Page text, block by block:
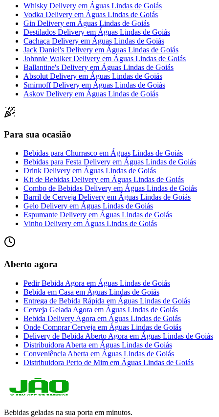
Whisky Delivery em Águas Lindas de Goiás
Vodka Delivery em Águas Lindas de Goiás
Gin Delivery em Águas Lindas de Goiás
Destilados Delivery em Águas Lindas de Goiás
Cachaça Delivery em Águas Lindas de Goiás
Jack Daniel's Delivery em Águas Lindas de Goiás
Johnnie Walker Delivery em Águas Lindas de Goiás
Ballantine's Delivery em Águas Lindas de Goiás
Absolut Delivery em Águas Lindas de Goiás
Smirnoff Delivery em Águas Lindas de Goiás
Askov Delivery em Águas Lindas de Goiás
Para sua ocasião
Bebidas para Churrasco em Águas Lindas de Goiás
Bebidas para Festa Delivery em Águas Lindas de Goiás
Drink Delivery em Águas Lindas de Goiás
Kit de Bebidas Delivery em Águas Lindas de Goiás
Combo de Bebidas Delivery em Águas Lindas de Goiás
Barril de Cerveja Delivery em Águas Lindas de Goiás
Gelo Delivery em Águas Lindas de Goiás
Espumante Delivery em Águas Lindas de Goiás
Vinho Delivery em Águas Lindas de Goiás
Aberto agora
Pedir Bebida Agora em Águas Lindas de Goiás
Bebida em Casa em Águas Lindas de Goiás
Entrega de Bebida Rápida em Águas Lindas de Goiás
Cerveja Gelada Agora em Águas Lindas de Goiás
Bebida Delivery Agora em Águas Lindas de Goiás
Onde Comprar Cerveja em Águas Lindas de Goiás
Delivery de Bebida Aberto Agora em Águas Lindas de Goiás
Distribuidora Aberta em Águas Lindas de Goiás
Conveniência Aberta em Águas Lindas de Goiás
Distribuidora Perto de Mim em Águas Lindas de Goiás
Bebidas geladas na sua porta em minutos.